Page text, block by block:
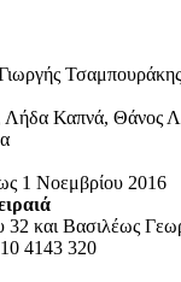
Λήδα Καπνά, Θάνος
1 Νοεμβρίου 2016
και Βασιλέως
4143 320